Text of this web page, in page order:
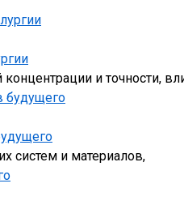
и точности,
систем и материалов,